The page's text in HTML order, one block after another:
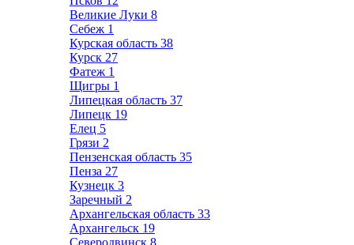
Великие Луки 8
Себеж 1
Курская область 38
Курск 27
Фатеж 1
Щигры 1
Липецкая область 37
Липецк 19
Елец 5
Грязи 2
Пензенская область 35
Пенза 27
Кузнецк 3
Заречный 2
Архангельская область 33
Архангельск 19
Северодвинск 8